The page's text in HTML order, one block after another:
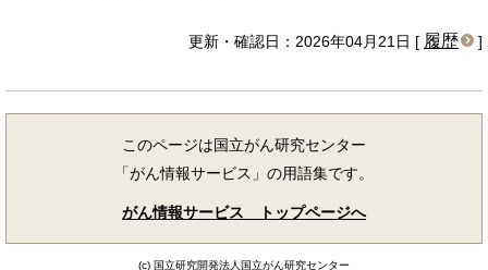
更新・確認日：2026年04月21日 [ 履歴 ]
このページは国立がん研究センター
「がん情報サービス」の用語集です。
がん情報サービス トップページへ
(c) 国立研究開発法人国立がん研究センター